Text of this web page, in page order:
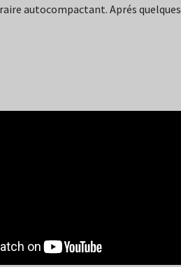
autocompactant. Aprés quelques